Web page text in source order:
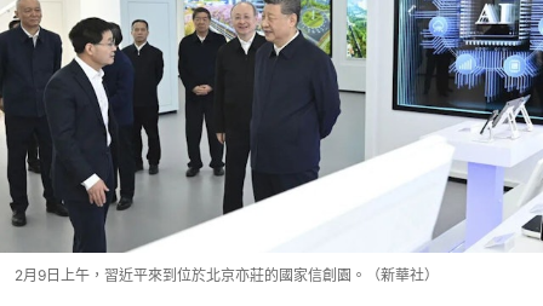
2月9日上午，習近平來到位於北京亦莊的國家信創園。（新華社）